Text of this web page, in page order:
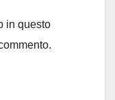
in questo